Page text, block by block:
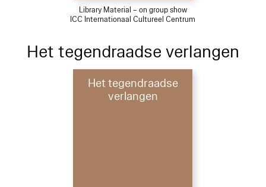
Library Material – on group show
ICC Internationaal Cultureel Centrum
Het tegendraadse verlangen
Het tegendraadse
verlangen